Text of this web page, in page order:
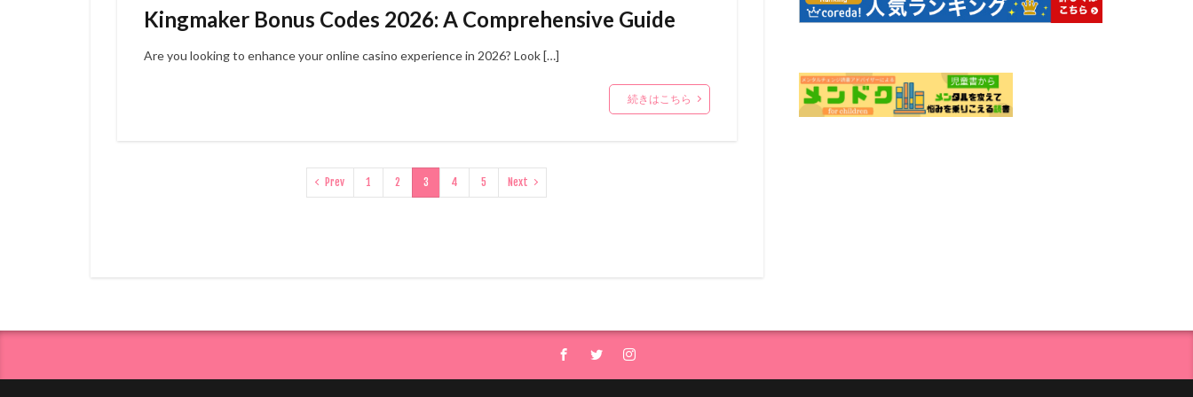
Kingmaker Bonus Codes 2026: A Comprehensive Guide
Are you looking to enhance your online casino experience in 2026? Look […]
続きはこちら
Prev 1 2 3 4 5 Next